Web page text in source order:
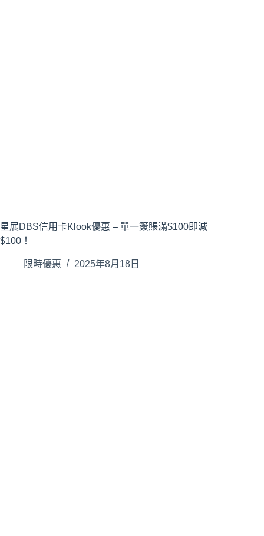
星展DBS信用卡Klook優惠 – 單一簽賬滿$100即減
$100！
限時優惠 2025年8月18日